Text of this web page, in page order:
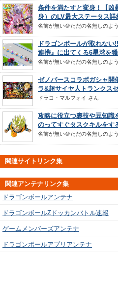
条件を満たすと変身！【凶
身）のLV最大ステータス詳
名前が無い＠ただの名無しのよ
ドラゴンボールが取れな
連携』に出てくる6星球を
名前が無い＠ただの名無しのよ
ゼノバースコラボガシャ開
ラ&超サイヤ人トランクス
ドラコ・マルフォイ さん
攻略に役立つ裏技や豆知識
のってすぐタスクキルをす
名前が無い＠ただの名無しのよ
関連サイトリンク集
関連アンテナリンク集
ドラゴンボールアンテナ
ドラゴンボールZドッカンバトル速報
ゲームメンバーズアンテナ
ドラゴンボールアプリアンテナ